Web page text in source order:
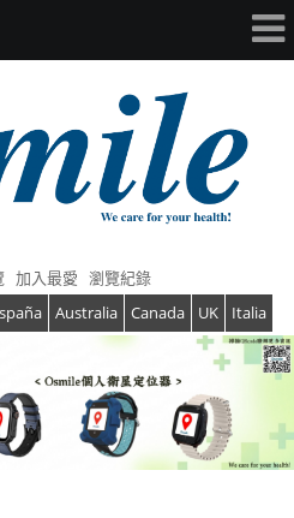
加入最愛
Australia Canada UK Italia
瀏覽紀錄